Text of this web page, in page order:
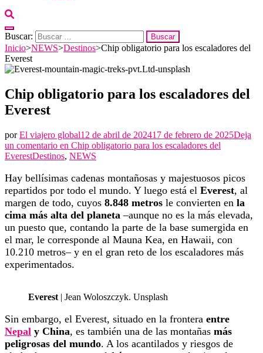
Buscar:
Inicio>NEWS>Destinos>Chip obligatorio para los escaladores del
Everest
Chip obligatorio para los escaladores del
Everest
porEl viajero global12 de abril de 202417 de febrero de 2025Deja
un comentario en Chip obligatorio para los escaladores del
EverestDestinos, NEWS
Hay bellísimas cadenas montañosas y majestuosos picos
repartidos por todo el mundo. Y luego está el Everest, al
margen de todo, cuyos 8.848 metros le convierten en la
cima más alta del planeta –aunque no es la más elevada,
un puesto que, contando la parte de la base sumergida en
el mar, le corresponde al Mauna Kea, en Hawaii, con
10.210 metros– y en el gran reto de los escaladores más
experimentados.
Everest | Jean Woloszczyk. Unsplash
Sin embargo, el Everest, situado en la frontera entre
Nepal y China, es también una de las montañas más
peligrosas del mundo. A los acantilados y riesgos de